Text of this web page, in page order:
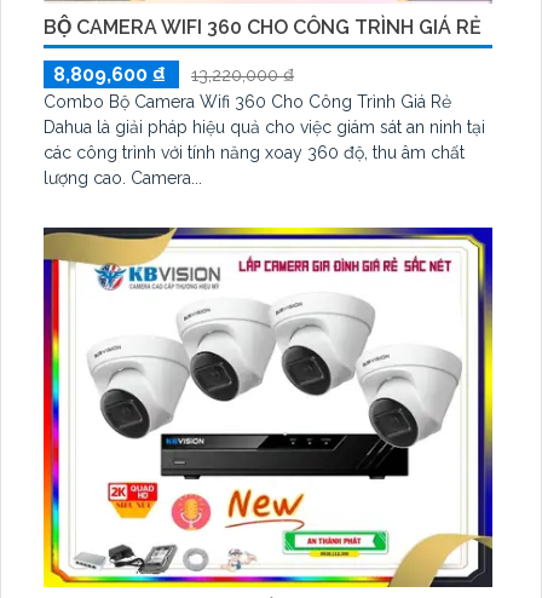
BỘ CAMERA WIFI 360 CHO CÔNG TRÌNH GIÁ RẺ
8,809,600 ₫
13,220,000 ₫
Combo Bộ Camera Wifi 360 Cho Công Trình Giá Rẻ
Dahua là giải pháp hiệu quả cho việc giám sát an ninh tại
các công trình với tính năng xoay 360 độ, thu âm chất
lượng cao. Camera...